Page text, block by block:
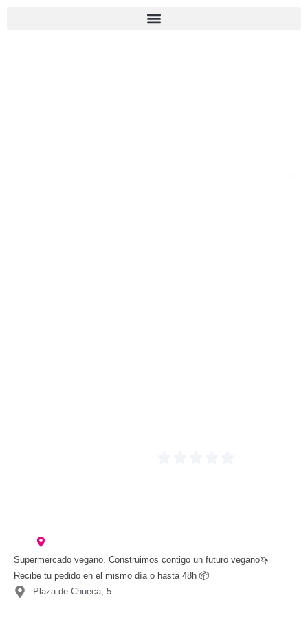
Supermercado vegano. Construimos contigo un futuro vegano🦄
Recibe tu pedido en el mismo día o hasta 48h 📦
Plaza de Chueca, 5